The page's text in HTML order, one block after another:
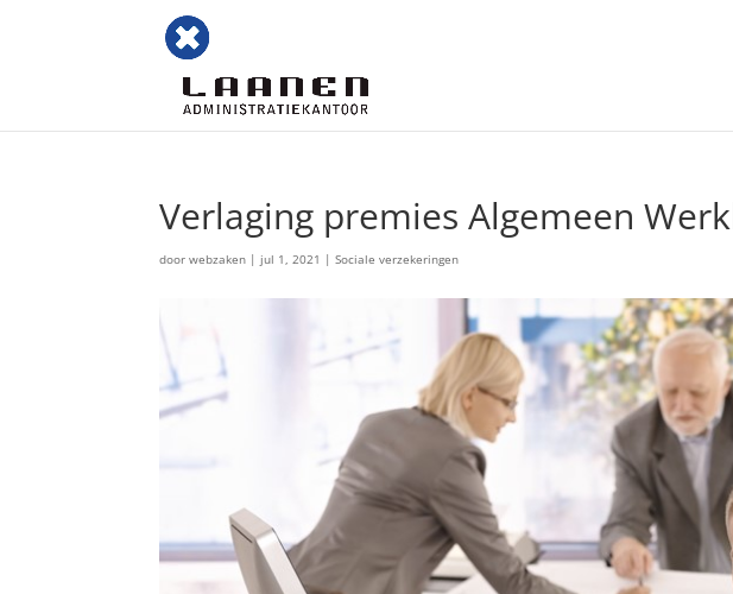
Verlaging premies Algemeen
doorwebzaken | jul 1, 2021 |Sociale verzekeringen